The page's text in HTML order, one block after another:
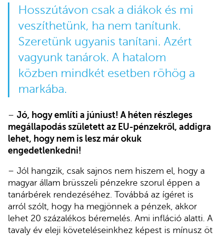
Hosszútávon csak a diákok és mi
veszíthetünk, ha nem tanítunk.
Szeretünk ugyanis tanítani. Azért
vagyunk tanárok. A hatalom
közben mindkét esetben röhög a
markába.
– Jó, hogy említi a júniust! A héten részleges
megállapodás született az EU-pénzekről, addigra
lehet, hogy nem is lesz már okuk
engedetlenkedni!
– Jól hangzik, csak sajnos nem hiszem el, hogy a
magyar állam brüsszeli pénzekre szorul éppen a
tanárbérek rendezéséhez. Továbbá az ígéret is
arról szólt, hogy ha megjönnek a pénzek, akkor
lehet 20 százalékos béremelés. Ami infláció alatti. A
tavaly év eleji követeléseinkhez képest is mínusz öt